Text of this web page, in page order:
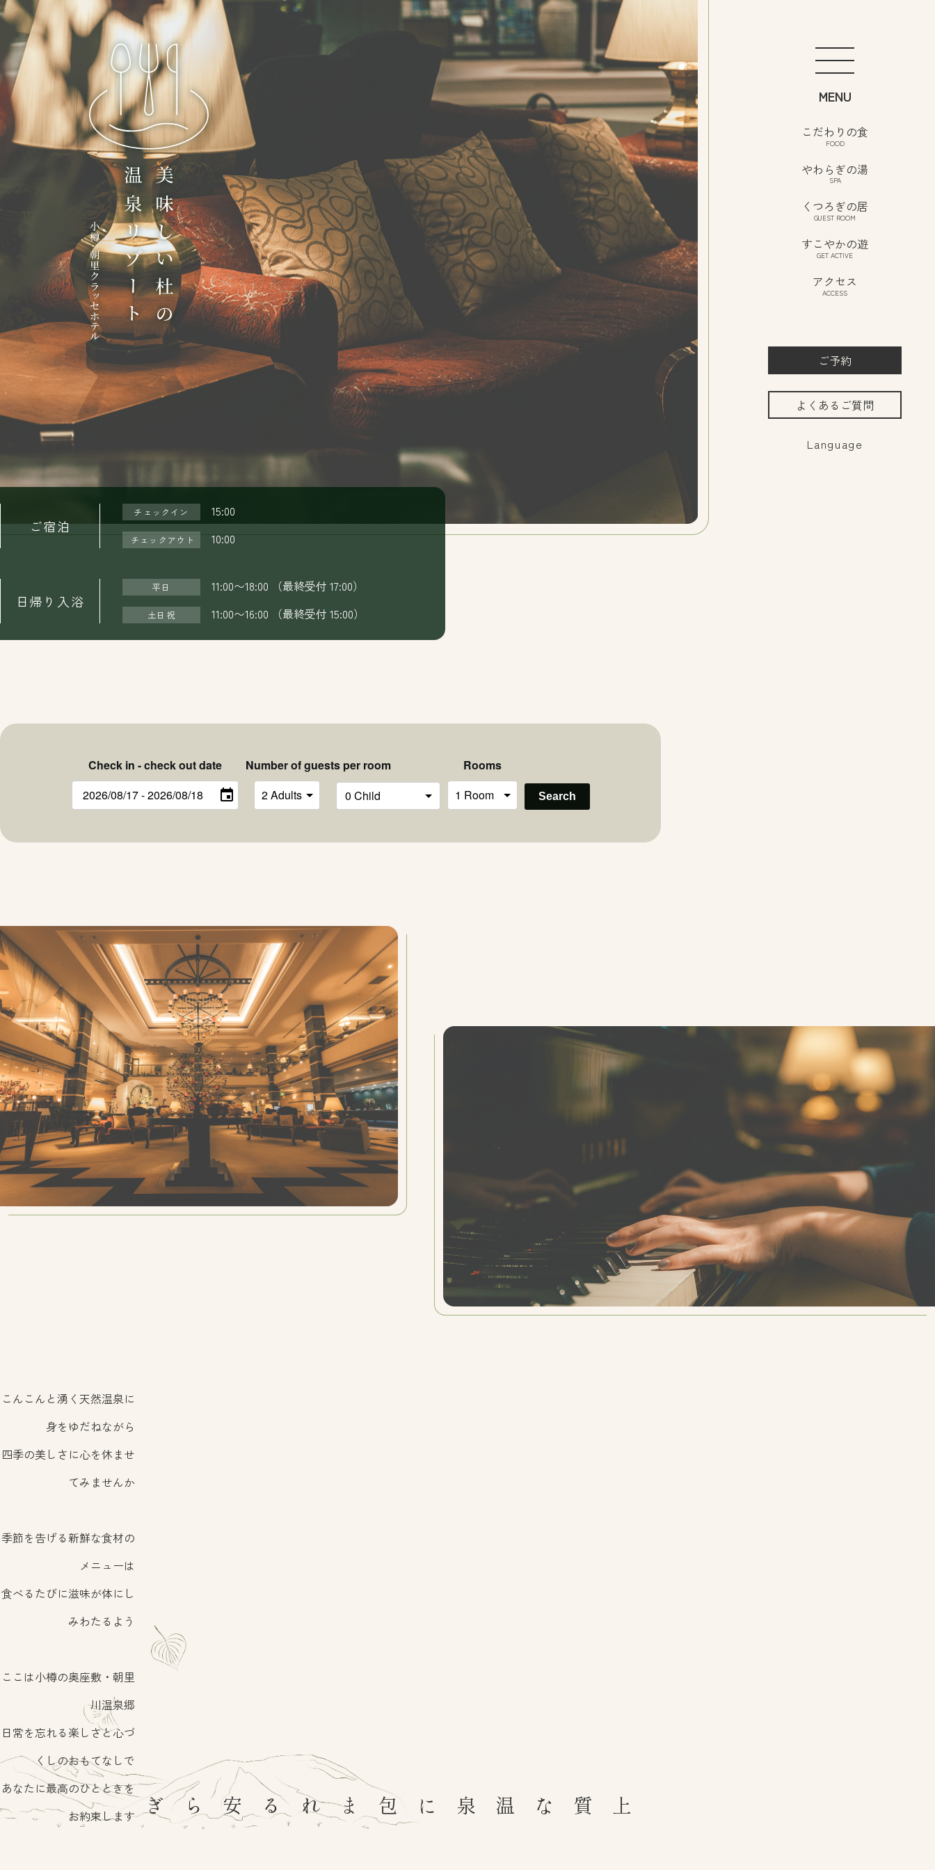
こだわりの食 FOOD
やわらぎの湯 SPA
くつろぎの居 GUEST ROOM
すこやかの遊 GET ACTIVE
朝里の杜さんぽ
にぎわいの季 BANQUET
ご滞在のすゝめ RECOMMEND
よくあるご質問
0134-52-3800
こだわりの食
FOOD
やわらぎの湯
SPA
くつろぎの居
GUEST ROOM
すこやかの遊
GET ACTIVE
アクセス
ACCESS
ご予約
よくあるご質問
Language
日本語
English
中文繁体
한국어
แบบไทย
ご宿泊
チェックイン 15:00
チェックアウト 10:00
日帰り入浴
平日 11:00〜18:00 （最終受付 17:00）
土日祝 11:00〜16:00 （最終受付 15:00）
Check in - check out date Number of guests per room Rooms
Search
上質な温泉に
包まれる安らぎ
こんこんと湧く天然温泉に
身をゆだねながら
四季の美しさに心を休ませ
てみませんか
季節を告げる新鮮な食材の
メニューは
食べるたびに滋味が体にし
みわたるよう
ここは小樽の奥座敷・朝里
川温泉郷
日常を忘れる楽しさと心づ
くしのおもてなしで
あなたに最高のひとときを
お約束します